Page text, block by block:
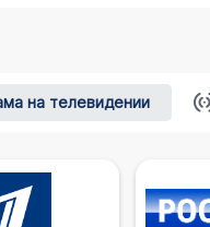
на телевидении